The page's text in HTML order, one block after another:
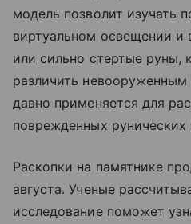
модель позволит изучать
виртуальном освещении и
или сильно стертые руны,
различить
давно применяется для
поврежденных рунических
Раскопки на памятнике
августа. Ученые
исследование поможет